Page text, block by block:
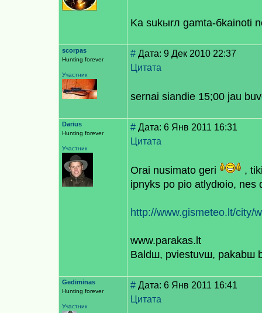
Kа sukыrл gamta-бkainoti
scorpas
Hunting forever
Участник
# Дата: 9 Дек 2010 22:37
Цитата
sernai siandie 15;00 jau
Darius
Hunting forever
Участник
# Дата: 6 Янв 2011 16:31
Цитата
Orai nusimato geri
,
iрnyks po рio atlydюio, nes
http://www.gismeteo.lt/city/
www.parakas.lt
Baldш, рviestuvш, pakabш
Gediminas
Hunting forever
Участник
# Дата: 6 Янв 2011 16:41
Цитата